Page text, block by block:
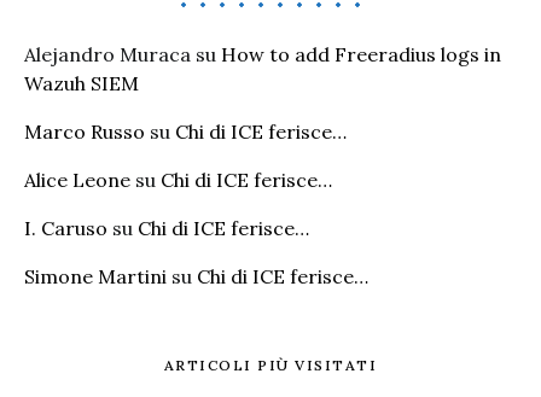
Alejandro Muraca su How to add Freeradius logs in
Wazuh SIEM
Marco Russo su Chi di ICE ferisce…
Alice Leone su Chi di ICE ferisce…
I. Caruso su Chi di ICE ferisce…
Simone Martini su Chi di ICE ferisce…
ARTICOLI PIÙ VISITATI